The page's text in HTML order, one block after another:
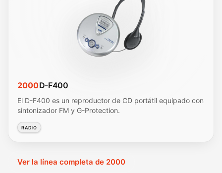
2000D-F400
El D-F400 es un reproductor de CD portátil equipado con
sintonizador FM y G-Protection.
RADIO
Ver la línea completa de 2000